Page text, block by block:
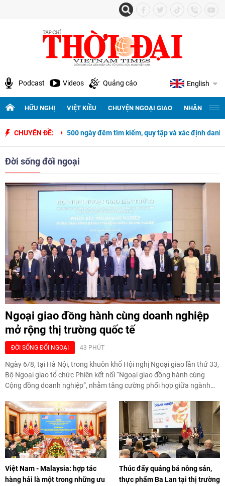
Podcast Videos Quảng cáo English
HỮU NGHỊ VIỆT KIỀU CHUYỆN NGOẠI GIAO NHÂN
CHUYÊN ĐỀ:
500 ngày đêm tìm kiếm, quy tập và xác định danh tính hài cốt liệt sĩ
Đời sống đối ngoại
Ngoại giao đồng hành cùng doanh nghiệp
mở rộng thị trường quốc tế
43 PHÚT
ĐỜI SỐNG ĐỐI NGOẠI
Ngày 6/8, tại Hà Nội, trong khuôn khổ Hội nghị Ngoại giao lần thứ 33,
Bộ Ngoại giao tổ chức Phiên kết nối “Ngoại giao đồng hành cùng
Cộng đồng doanh nghiệp”, nhằm tăng cường phối hợp giữa ngành
và huy động nguồn lực phục vụ phát triển đất nước.
Việt Nam - Malaysia: hợp tác
hàng hải là một trong những ưu
Thúc đẩy quảng bá nông sản,
thực phẩm Ba Lan tại thị trường